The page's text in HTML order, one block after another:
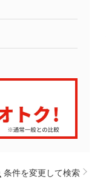
条件を変更して検索